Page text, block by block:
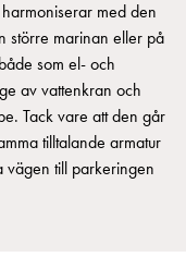
med den
större marinan eller på
som el- och
av vattenkran och
Tack vare att den går
tilltalande armatur
vägen till parkeringen